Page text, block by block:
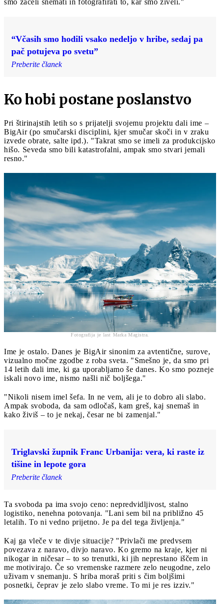
“Včasih smo hodili vsako nedeljo v hribe, sedaj pa
pač potujeva po svetu”
Preberite članek
Ko hobi postane poslanstvo
Pri štirinajstih letih so s prijatelji svojemu projektu dali ime –
BigAir (po smučarski disciplini, kjer smučar skoči in v zraku
izvede obrate, salte ipd.). "Takrat smo se imeli za produkcijsko
hišo. Seveda smo bili katastrofalni, ampak smo stvari jemali
resno."
Fotografija je last Marka Magistra.
Ime je ostalo. Danes je BigAir sinonim za avtentične, surove,
vizualno močne zgodbe z roba sveta. "Smešno je, da smo pri
14 letih dali ime, ki ga uporabljamo še danes. Ko smo pozneje
iskali novo ime, nismo našli nič boljšega."
"Nikoli nisem imel šefa. In ne vem, ali je to dobro ali slabo.
Ampak svoboda, da sam odločaš, kam greš, kaj snemaš in
kako živiš – to je nekaj, česar ne bi zamenjal."
Triglavski župnik Franc Urbanija: vera, ki raste iz
tišine in lepote gora
Preberite članek
Ta svoboda pa ima svojo ceno: nepredvidljivost, stalno
logistiko, nenehna potovanja. "Lani sem bil na približno 45
letalih. To ni vedno prijetno. Je pa del tega življenja."
Kaj ga vleče v te divje situacije? "Privlači me predvsem
povezava z naravo, divjo naravo. Ko gremo na kraje, kjer ni
nikogar in ničesar – to so trenutki, ki jih neprestano iščem in
me motivirajo. Če so vremenske razmere zelo neugodne, zelo
uživam v snemanju. S hriba moraš priti s čim boljšimi
posnetki, čeprav je zelo slabo vreme. To mi je res izziv."